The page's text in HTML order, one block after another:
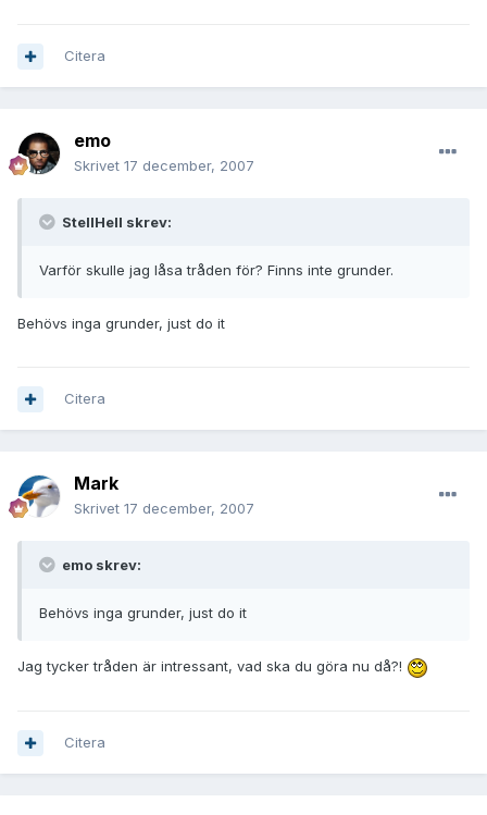
Citera
emo
Skrivet 17 december, 2007
StellHell skrev:
Varför skulle jag låsa tråden för? Finns inte grunder.
Behövs inga grunder, just do it
Citera
Mark
Skrivet 17 december, 2007
emo skrev:
Behövs inga grunder, just do it
Jag tycker tråden är intressant, vad ska du göra nu då?!
Citera